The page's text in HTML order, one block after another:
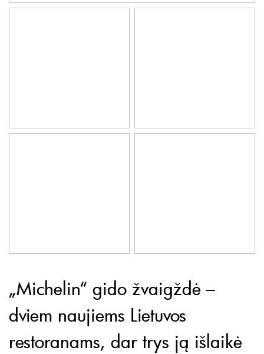
„Michelin“ gido žvaigždė –
dviem naujiems Lietuvos
restoranams, dar trys ją išlaikė